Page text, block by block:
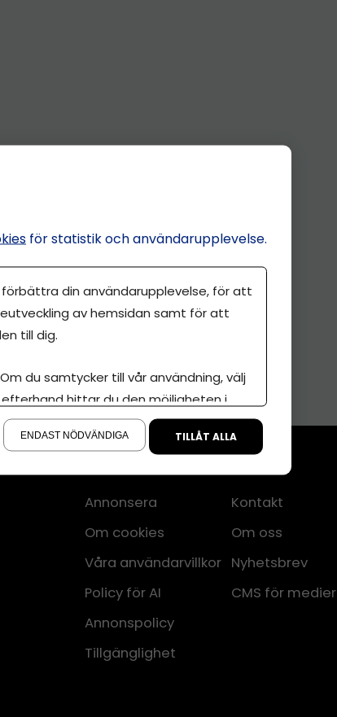
Annonsera
Om cookies
Våra användarvillkor
Policy för AI
Annonspolicy
Tillgänglighet
Kontakt
Om oss
Nyhetsbrev
CMS för medier
för statistik och användarupplevelse.
din användarupplevelse, för att
av hemsidan samt för att
till dig.
du samtycker till vår användning, välj
efterhand hittar du den möjligheten i
ENDAST NÖDVÄNDIGA TILLÅT ALLA